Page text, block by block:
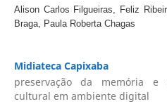
Alison Carlos Filgueiras, Feliz
Braga, Paula Roberta Chagas
Midiateca Capixaba
preservação da memória e
cultural em ambiente digital